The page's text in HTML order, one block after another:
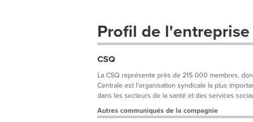
Profil de l'entreprise
CSQ
La CSQ représente près de 215 000 membres,
Centrale est l'organisation syndicale la plus
dans les secteurs de la santé et des services
Autres communiqués de la compagnie